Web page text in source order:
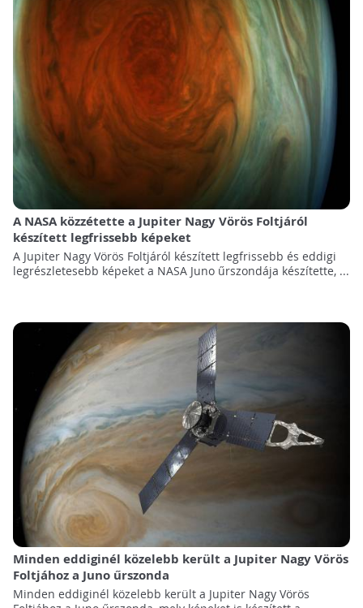
A NASA közzétette a Jupiter Nagy Vörös Foltjáról
készített legfrissebb képeket
A Jupiter Nagy Vörös Foltjáról készített legfrissebb és eddigi
legrészletesebb képeket a NASA Juno űrszondája készítette, ...
Minden eddiginél közelebb került a Jupiter Nagy Vörös
Foltjához a Juno űrszonda
Minden eddiginél közelebb került a Jupiter Nagy Vörös